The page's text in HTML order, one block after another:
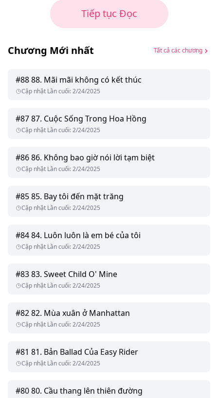
Tiếp tục Đọc
Chương Mới nhất Tất cả các chương
#8888. Mãi mãi không có kết thúc
Cập nhật Lần cuối:2/24/2025
#8787. Cuộc Sống Trong Hoa Hồng
Cập nhật Lần cuối:2/24/2025
#8686. Không bao giờ nói lời tạm biệt
Cập nhật Lần cuối:2/24/2025
#8585. Bay tôi đến mặt trăng
Cập nhật Lần cuối:2/24/2025
#8484. Luôn luôn là em bé của tôi
Cập nhật Lần cuối:2/24/2025
#8383. Sweet Child O' Mine
Cập nhật Lần cuối:2/24/2025
#8282. Mùa xuân ở Manhattan
Cập nhật Lần cuối:2/24/2025
#81 81. Bản Ballad Của Easy Rider
Cập nhật Lần cuối:2/24/2025
#8080. Cầu thang lên thiên đường